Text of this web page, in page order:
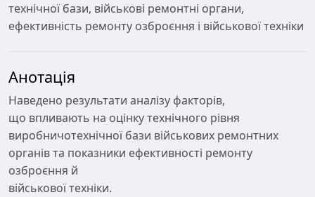
технічної бази, військові ремонтні органи,
ефективність ремонту озброєння і військової техніки
Анотація
Наведено результати аналізу факторів,
що впливають на оцінку технічного рівня
виробничотехнічної бази військових ремонтних
органів та показники ефективності ремонту
озброєння й
військової техніки.